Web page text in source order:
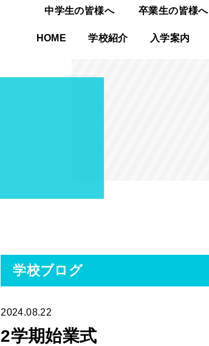
中学生の皆様へ 卒業生の皆様へ
HOME 学校紹介 入学案内
学校ブログ
2024.08.22
2学期始業式